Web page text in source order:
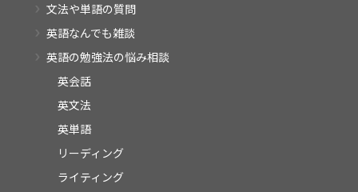
文法や単語の質問
英語なんでも雑談
英語の勉強法の悩み相談
英会話
英文法
英単語
リーディング
ライティング